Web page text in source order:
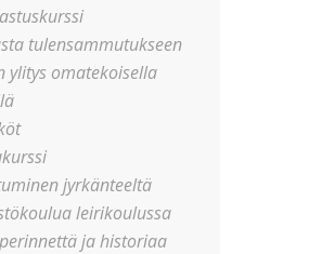
tulensammutukseen
ylitys omatekoisella
jyrkänteeltä
leirikoulussa
ja historiaa